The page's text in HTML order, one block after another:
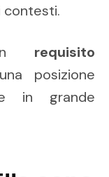
contesti.
requisito
posizione
in grande